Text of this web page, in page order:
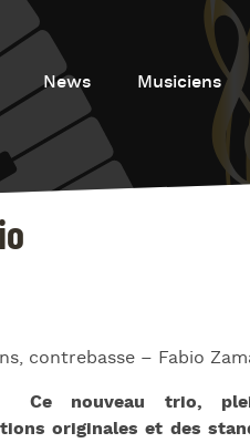
News Musiciens
contrebasse – Fabio
Ce nouveau trio,
originales et des